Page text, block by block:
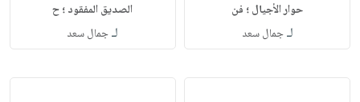
حوار الأجيال ؛ فن
لـجمال سعد
الصديق المفقود ؛ ح
لـجمال سعد